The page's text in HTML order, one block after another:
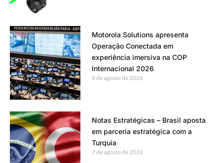
Motorola Solutions apresenta
Operação Conectada em
experiência imersiva na COP
Internacional 2026
8 de agosto de 2026
Notas Estratégicas – Brasil aposta
em parceria estratégica com a
Turquia
7 de agosto de 2026